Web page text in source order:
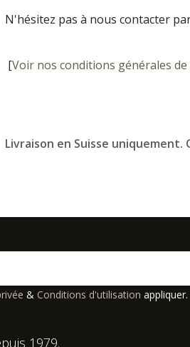
N'hésitez pas à nous contacter
[Voir nos conditions générales de
Livraison en Suisse uniquement.
& Conditions d'utilisation appliquer.
1979.